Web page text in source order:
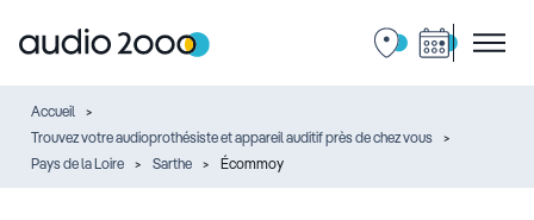
Accueil
Trouvez votre audioprothésiste et appareil auditif près de chez vous
Pays de la Loire
Sarthe Écommoy